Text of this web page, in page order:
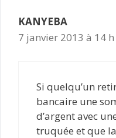
KANYEBA
7 janvier 2013 à 14
Si quelqu’un
bancaire une
d’argent avec
truquée et que